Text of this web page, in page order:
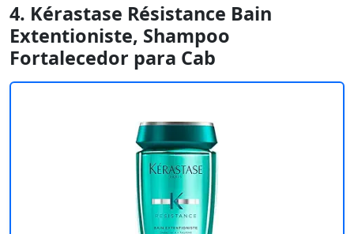
4. Kérastase Résistance Bain
Extentioniste, Shampoo
Fortalecedor para Cab